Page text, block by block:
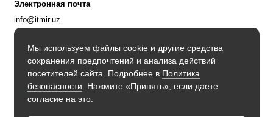
Мы используем файлы cookie и другие средства
сохранения предпочтений и анализа действий
посетителей сайта. Подробнее в Политика
безопасности . Нажмите «Принять», если даете
согласие на это.
Электронная почта
info@itmir.uz
Поддержка в мессенджере
Будьте в курсе наших новостей!